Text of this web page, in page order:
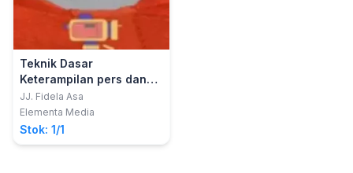
Teknik Dasar
Keterampilan pers dan
jurnalistik
JJ. Fidela Asa
Elementa Media
Stok: 1/1